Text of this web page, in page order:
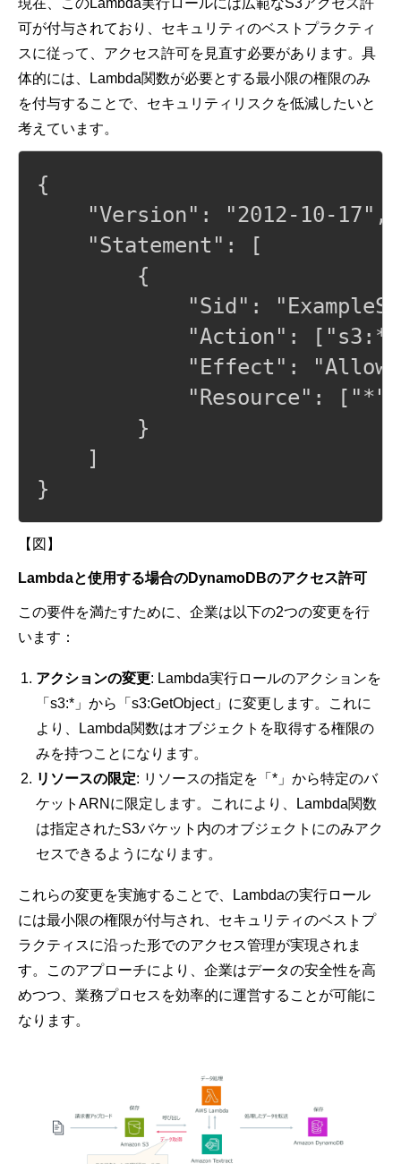
可が付与されており、セキュリティのベストプラクティ
スに従って、アクセス許可を見直す必要があります。具
体的には、Lambda関数が必要とする最小限の権限のみ
を付与することで、セキュリティリスクを低減したいと
考えています。
{
"Version": "2012-10-17",
"Statement": [
{
"Sid":
"Action":
"Effect":
"Resource": ["*"]
}
]
}
【図】
Lambdaと使用する場合のDynamoDBのアクセス許可
この要件を満たすために、企業は以下の2つの変更を行
います：
アクションの変更: Lambda実行ロールのアクションを
「s3:*」から「s3:GetObject」に変更します。これに
より、Lambda関数はオブジェクトを取得する権限の
みを持つことになります。
リソースの限定: リソースの指定を「*」から特定のバ
ケットARNに限定します。これにより、Lambda関数
は指定されたS3バケット内のオブジェクトにのみアク
セスできるようになります。
これらの変更を実施することで、Lambdaの実行ロール
には最小限の権限が付与され、セキュリティのベストプ
ラクティスに沿った形でのアクセス管理が実現されま
す。このアプローチにより、企業はデータの安全性を高
めつつ、業務プロセスを効率的に運営することが可能に
なります。